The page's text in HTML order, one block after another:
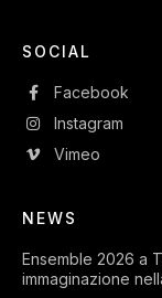
SOCIAL
Facebook
Instagram
Vimeo
NEWS
Ensemble 2026 a
immaginazione